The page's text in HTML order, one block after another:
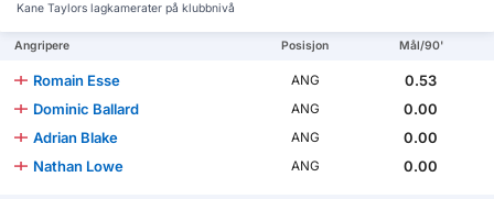
Kane Taylors lagkamerater på klubbnivå
Angripere Posisjon Mål/90'
Romain Esse ANG
0.53
Dominic Ballard
ANG
0.00
Adrian Blake
ANG
0.00
Nathan Lowe
ANG 0.00